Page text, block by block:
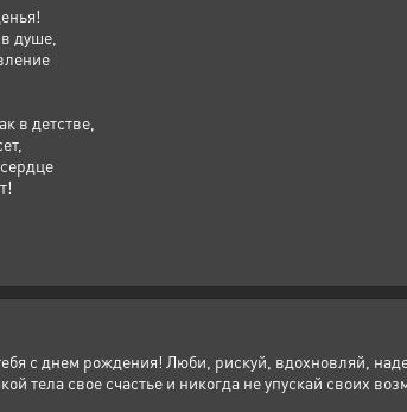
душе,
в детстве,
с днем рождения! Люби, рискуй, вдохновляй,
тела свое счастье и никогда не упускай своих